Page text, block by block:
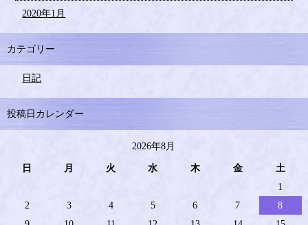
2020年1月
カテゴリー
日記
投稿日カレンダー
2026年8月
日 月 火 水 木 金
土
1
2
3 4 5 6 7
8